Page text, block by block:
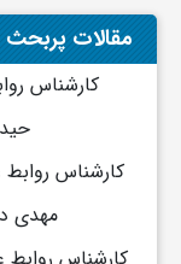
مقالات پربحث
کارشناس
کارشناس
مهدی